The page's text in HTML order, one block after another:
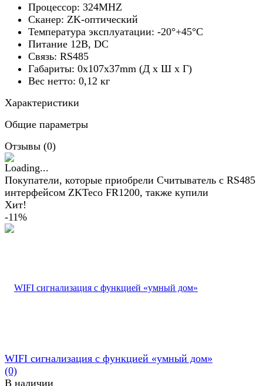
Процессор: 324MHZ
Сканер: ZK-оптический
Температура эксплуатации: -20°+45°C
Питание 12В, DC
Связь: RS485
Габариты: 0x107x37mm (Д х Ш х Г)
Вес нетто: 0,12 кг
Характеристики
Общие параметры
Отзывы (0)
Покупатели, которые приобрели Cчитыватель с RS485
интерфейсом ZKTeco FR1200, также купили
Хит!
-11%
WIFI сигнализация с функцией «умный дом»
(0)
В наличии